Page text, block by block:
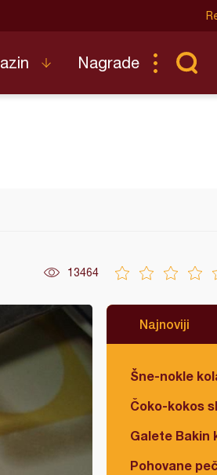
Nagrade
13464
Najnoviji
Šne-nokle
Čoko-kokos
Galete Bakin
Pohovane